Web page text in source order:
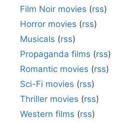
Film Noir movies (rss)
Horror movies (rss)
Musicals (rss)
Propaganda films (rss)
Romantic movies (rss)
Sci-Fi movies (rss)
Thriller movies (rss)
Western films (rss)